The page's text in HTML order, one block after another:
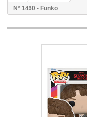
N° 1460 - Funko